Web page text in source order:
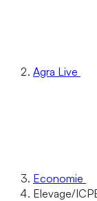
Agra Live
Economie
Elevage/